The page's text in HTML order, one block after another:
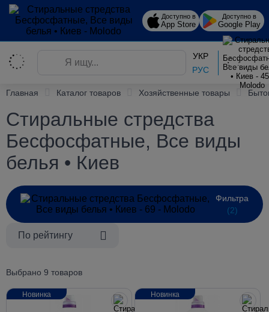
Доступно в
App Store
Доступно в
Google Play
УКР
РУС
Главная Каталог товаров Хозяйственные товары
Стиральные стредства
Бесфосфатные, Все виды
белья • Киев
Фильтра
(2)
По рейтингу
Выбрано 9 товаров
Новинка Новинка